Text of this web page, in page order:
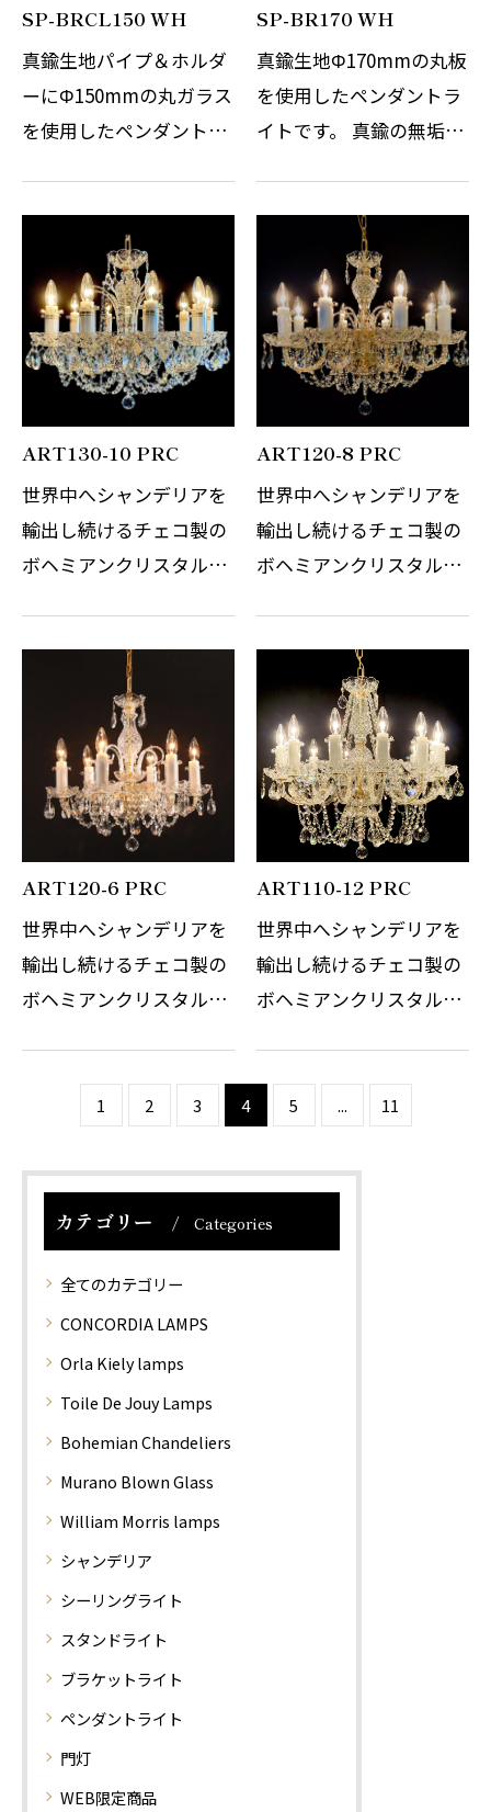
SP-BRCL150 WH
真鍮生地パイプ＆ホルダ
ーにΦ150mmの丸ガラス
を使用したペンダントラ
在感を出しています。 ご
希望により引掛けシーリ
ングタイプもしくはダク
トレール用プ…
SP-BR170 WH
真鍮生地Φ170mmの丸板
を使用したペンダントラ
イトです。 真鍮の無垢板
す。 ソケットカバーも削
り出しにて製作をしてい
ますので角のエッジが立
ち質感がとて…
ART130-10 PRC
世界中へシャンデリアを
輸出し続けるチェコ製の
ボヘミアンクリスタルシ
トの技術はまさに職人の
技術と伝統の賜物です。
光の屈折と反射を考慮し
デザインさ…
ART120-8 PRC
世界中へシャンデリアを
輸出し続けるチェコ製の
ボヘミアンクリスタルシ
トの技術はまさに職人の
技術と伝統の賜物です。
光の屈折と反射を考慮し
デザインさ…
ART120-6 PRC
世界中へシャンデリアを
輸出し続けるチェコ製の
ボヘミアンクリスタルシ
トの技術はまさに職人の
光の屈折と反射を考慮し
デザインさ…
ART110-12 PRC
世界中へシャンデリアを
輸出し続けるチェコ製の
ボヘミアンクリスタルシ
トの技術はまさに職人の
光の屈折と反射を考慮し
1 2 3 4 5 ... 11
カテゴリー Categories
全てのカテゴリー
CONCORDIA LAMPS
Orla Kiely lamps
Toile De Jouy Lamps
Bohemian Chandeliers
Murano Blown Glass
William Morris lamps
シャンデリア
シーリングライト
スタンドライト
ブラケットライト
ペンダントライト
門灯
WEB限定商品